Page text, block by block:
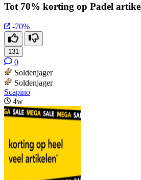
Tot 70% korting op Padel
-70%
131
0
Soldenjager
Soldenjager
Scapino
4w